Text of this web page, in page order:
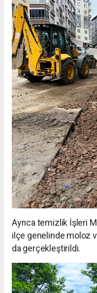
Ayrıca temizlik İşleri
ilçe genelinde moloz
da gerçekleştirildi.